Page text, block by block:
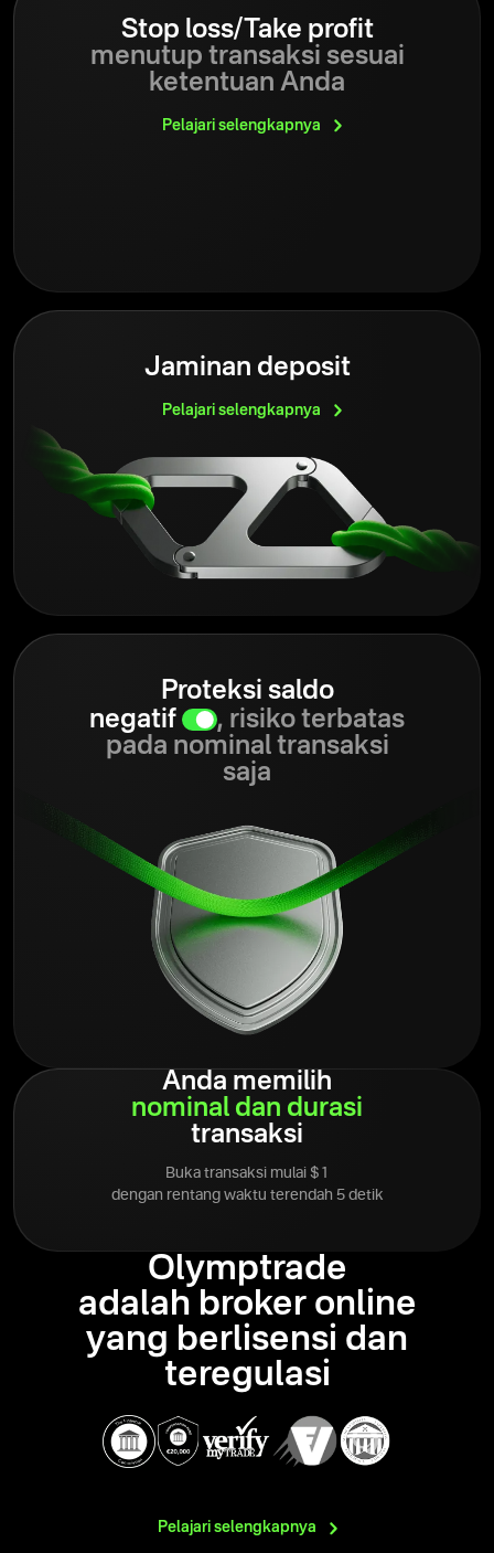
Stop loss/Take profit
menutup transaksi sesuai
ketentuan Anda
Pelajari selengkapnya
Jaminan deposit
Pelajari selengkapnya
Proteksi saldo
negatif
, risiko terbatas
pada nominal transaksi
saja
Anda memilih
nominal dan durasi
transaksi
Buka transaksi mulai $1
dengan rentang waktu terendah 5 detik
Olymptrade
adalah broker online
yang berlisensi dan
teregulasi
Pelajari selengkapnya